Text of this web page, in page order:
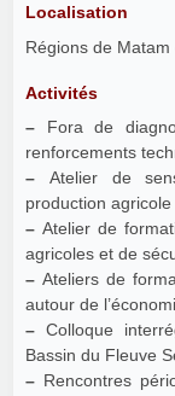
Localisation
Régions de
Activités
– Fora de
renforcements
– Atelier de
production
– Atelier de
agricoles et de
– Ateliers de formation sur le plaidoyers-
autour de
– Colloque
Bassin du Fleuve
– Rencontres